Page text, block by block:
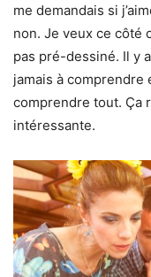
me demandais si
non. Je veux ce côté
pas pré-dessiné. Il y
jamais à comprendre
comprendre tout. Ça
intéressante.